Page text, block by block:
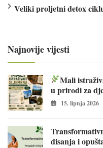
Veliki proljetni detox
Najnovije vijesti
Mali
u prirodi za
15. lipnja 2026
disanja i